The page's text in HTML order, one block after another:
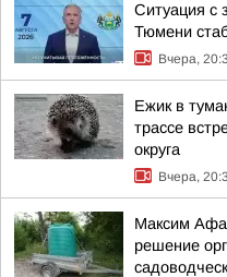
Ситуация с
Тюмени
Вчера,
Ежик в
трассе
округа
Вчера,
Максим
решение